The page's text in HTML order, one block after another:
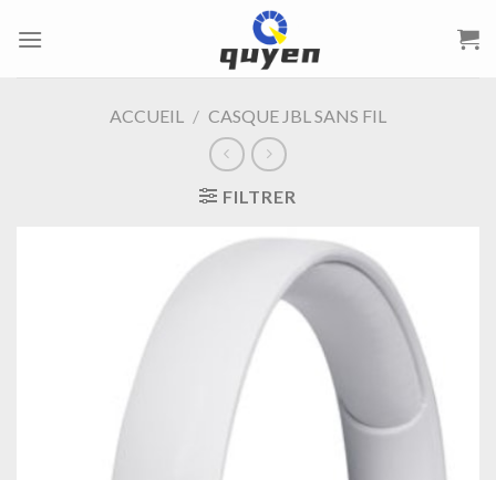
ACCUEIL / CASQUE JBL SANS FIL
FILTRER